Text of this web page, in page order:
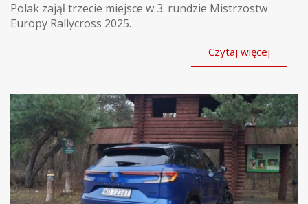
Polak zajął trzecie miejsce w 3. rundzie Mistrzostw
Europy Rallycross 2025.
Czytaj więcej